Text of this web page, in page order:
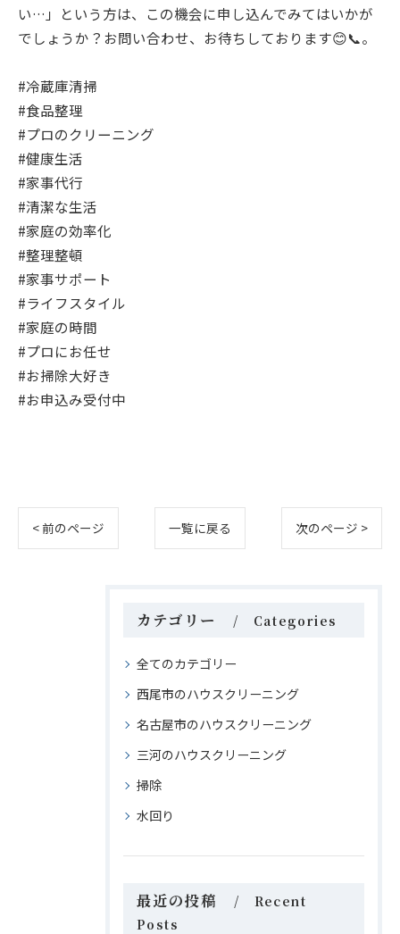
い…」という方は、この機会に申し込んでみてはいかが
でしょうか？お問い合わせ、お待ちしております😊📞。
#冷蔵庫清掃
#食品整理
#プロのクリーニング
#健康生活
#家事代行
#清潔な生活
#家庭の効率化
#整理整頓
#家事サポート
#ライフスタイル
#家庭の時間
#プロにお任せ
#お掃除大好き
#お申込み受付中
< 前のページ 一覧に戻る 次のページ >
カテゴリー Categories
全てのカテゴリー
西尾市のハウスクリーニング
名古屋市のハウスクリーニング
三河のハウスクリーニング
掃除
水回り
最近の投稿
Recent
Posts